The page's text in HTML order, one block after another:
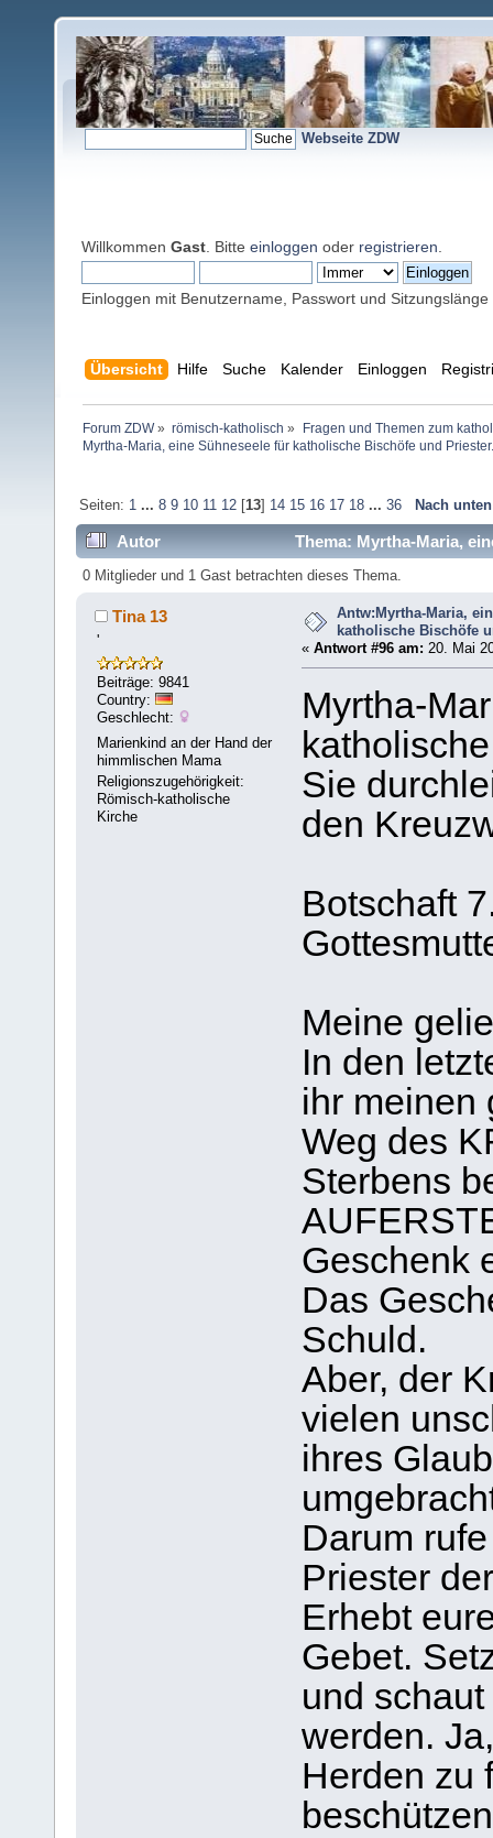
Webseite ZDW
Willkommen Gast . Bitte einloggen oder registrieren
Einloggen mit Benutzername, Passwort und Sitzungslänge
Übersicht Hilfe Suche Kalender Einloggen
Forum ZDW» römisch-katholisch »
Fragen und Themen zum
Myrtha-Maria, eine Sühneseele für katholische Bischöfe und
Seiten: 1 ... 8 9 10 11 12[13] 14 15 16 17 18 ... 36 Nach unten
Autor
Thema: Myrtha-Maria,
404436 mal)
0 Mitglieder und 1 Gast betrachten dieses Thema.
Tina 13
'
Beiträge: 9841
Country:
Geschlecht:
Marienkind an der Hand der
himmlischen Mama
Religionszugehörigkeit:
Römisch-katholische
Kirche
Antw:Myrtha-Maria,
katholische Bischöfe
« Antwort #96 am: 20. Mai
Myrtha-
Sie
den
Botschaft
Meine
In den
ihr meinen
Weg des
Sterbens
Geschenk
Das
Schuld.
Aber, der
vielen
ihres
Darum
Priester
Erhebt
Gebet.
und
werden.
Herden zu